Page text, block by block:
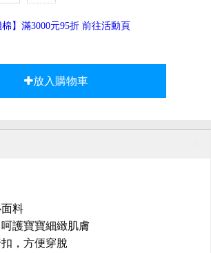
棉】滿3000元95折 前往活動頁
放入購物車
料
護寶寶細緻肌膚
，方便穿脫